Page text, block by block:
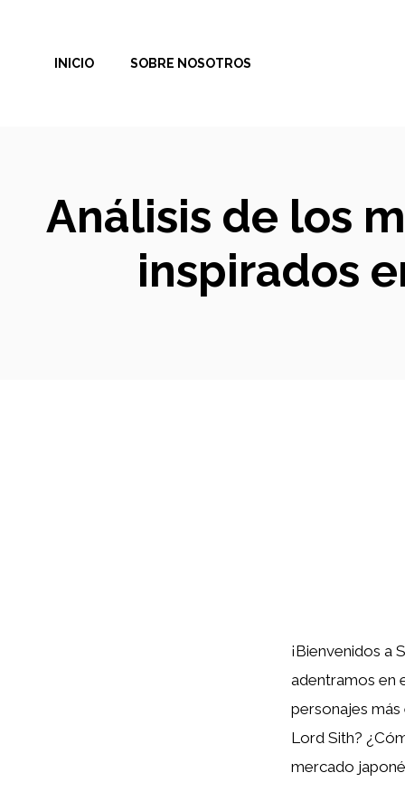
contenidoINICIO SOBRE NOSOTROS
Análisis de los
inspirados
¡Bienvenidos a
adentramos en
personajes
Lord Sith?
mercado